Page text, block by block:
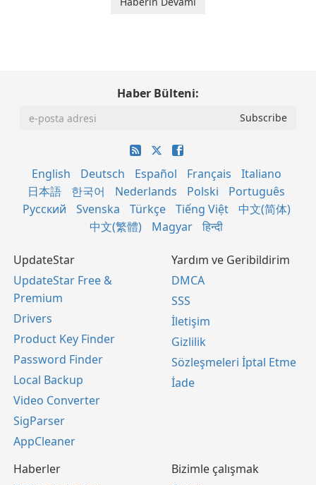
Haber Bülteni:
English Deutsch Español Français
Italiano
日本語
한국어 Nederlands Polski
Português
Русский
Svenska Türkçe Tiếng Việt
中文(简体)
中文(繁體)
Magyar हिन्दी
UpdateStar
UpdateStar Free &
Premium
Drivers
Product Key Finder
Password Finder
Local Backup
Video Converter
SigParser
AppCleaner
Yardım ve Geribildirim
DMCA
SSS
İletişim
Gizlilik
Sözleşmeleri İptal Etme
İade
Haberler
Bizimle çalışmak